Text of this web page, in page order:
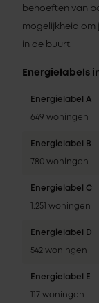
behoeften van
mogelijkheid om
in de buurt.
Energielabels
Energielabel A
649 woningen
Energielabel B
780 woningen
Energielabel C
1.251 woningen
Energielabel D
542 woningen
Energielabel E
117 woningen